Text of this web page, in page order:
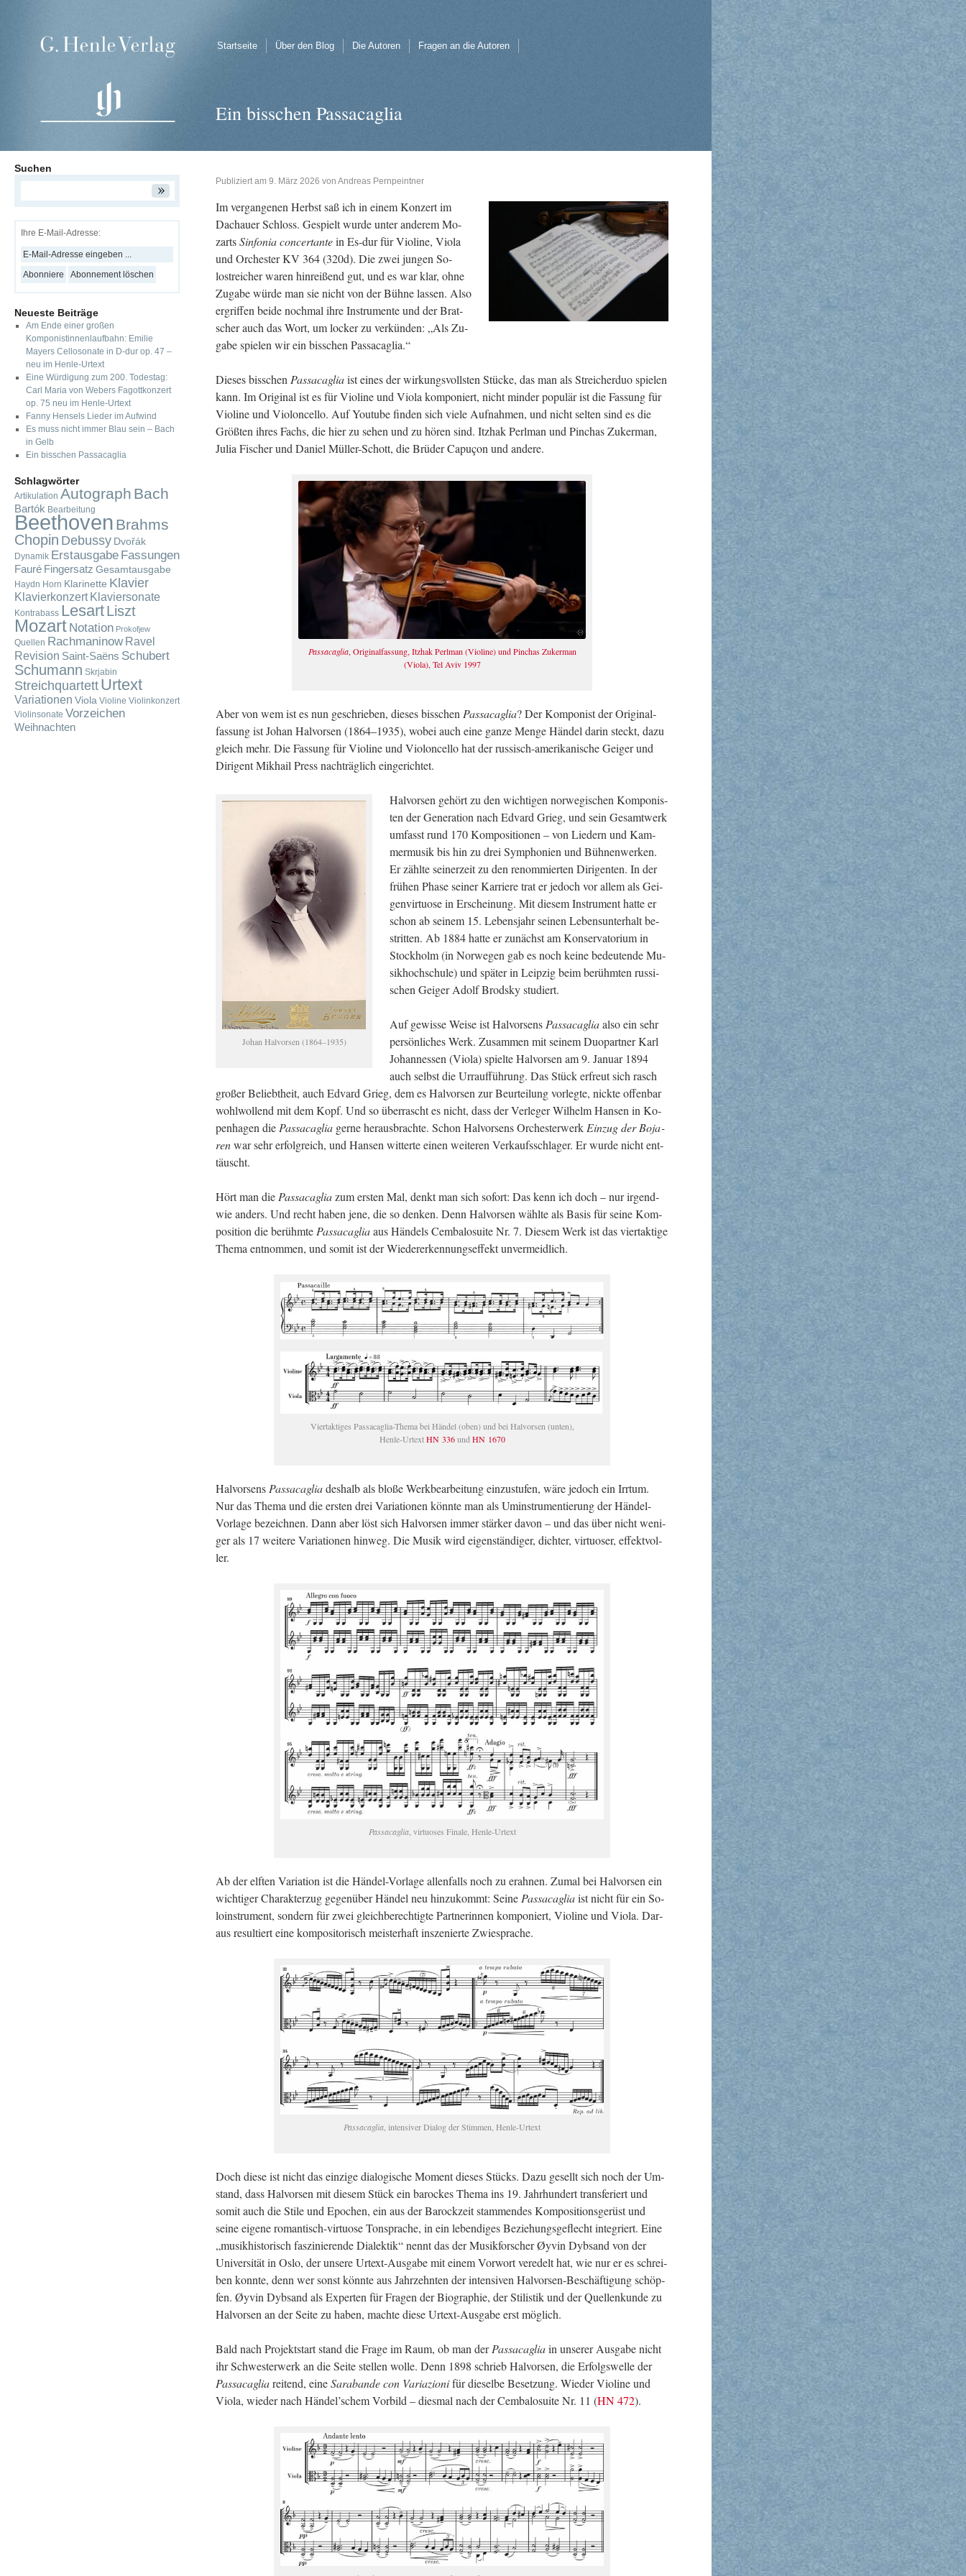
Startseite Über den Blog Die Autoren Fragen an die Autoren
Ein bisschen Passacaglia
Publiziert am 9. März 2026 von Andreas Pernpeintner
Im ver­gan­ge­nen Herbst saß ich in einem Kon­zert im
Dach­au­er Schloss. Ge­spielt wurde unter an­de­rem Mo­
zartsSin­fo­nia con­cer­t­an­tein Es-dur für Vio­li­ne, Viola
und Or­ches­ter KV 364 (320d). Die zwei jun­gen So­
lostrei­cher waren hin­rei­ßend gut, und es war klar, ohne
Zu­ga­be würde man sie nicht von der Bühne las­sen. Also
er­grif­fen beide noch­mal ihre In­stru­men­te und der Brat­
scher auch das Wort, um lo­cker zu ver­kün­den: „Als Zu­
ga­be spie­len wir ein biss­chen Pas­sa­ca­glia.“
Die­ses biss­chen Pas­sa­ca­gliaist eines der wir­kungs­volls­ten Stü­cke, das man als Strei­cher­duo spie­len
kann. Im Ori­gi­nal ist es für Vio­li­ne und Viola kom­po­niert, nicht min­der po­pu­lär ist die Fas­sung für
Vio­li­ne und Vio­lon­cel­lo. Auf Youtube fin­den sich viele Auf­nah­men, und nicht sel­ten sind es die
Größ­ten ihres Fachs, die hier zu sehen und zu hören sind. Itz­hak Perl­man und Pin­chas Zu­ker­man,
Julia Fi­scher und Da­ni­el Mül­ler-Schott, die Brü­der Capuçon und an­de­re.
Pas­sa­ca­glia, Ori­gi­nal­fas­sung, Itz­hak Perl­man (Vio­li­ne) und Pin­chas Zu­ker­man
(Viola), Tel Aviv 1997
Aber von wem ist es nun ge­schrie­ben, die­ses biss­chen Pas­sa­ca­glia? Der Kom­po­nist der Ori­gi­nal­
fas­sung ist Johan Hal­vor­sen (1864–1935), wobei auch eine ganze Menge Hän­del darin steckt, dazu
gleich mehr. Die Fas­sung für Vio­li­ne und Vio­lon­cel­lo hat der rus­sisch-ame­ri­ka­ni­sche Gei­ger und
Di­ri­gent Mik­hail Press nach­träg­lich ein­ge­rich­tet.
Johan Hal­vor­sen (1864–1935)
Hal­vor­sen ge­hört zu den wich­ti­gen nor­we­gi­schen Kom­po­nis­
ten der Ge­ne­ra­ti­on nach Ed­vard Grieg, und sein Ge­samt­werk
um­fasst rund 170 Kom­po­si­tio­nen – von Lie­dern und Kam­
mer­mu­sik bis hin zu drei Sym­pho­ni­en und Büh­nen­wer­ken.
Er zähl­te sei­ner­zeit zu den re­nom­mier­ten Di­ri­gen­ten. In der
frü­hen Phase sei­ner Kar­rie­re trat er je­doch vor allem als Gei­
gen­vir­tuo­se in Er­schei­nung. Mit die­sem In­stru­ment hatte er
schon ab sei­nem 15. Le­bens­jahr sei­nen Le­bens­un­ter­halt be­
strit­ten. Ab 1884 hatte er zu­nächst am Kon­ser­va­to­ri­um in
Stock­holm (in Nor­we­gen gab es noch keine be­deu­ten­de Mu­
sik­hoch­schu­le) und spä­ter in Leip­zig beim be­rühm­ten rus­si­
schen Gei­ger Adolf Brods­ky stu­diert.
Auf ge­wis­se Weise ist Hal­vor­sens Pas­sa­ca­gliaalso ein sehr
per­sön­li­ches Werk. Zu­sam­men mit sei­nem Du­o­part­ner Karl
Jo­han­nes­sen (Viola) spiel­te Hal­vor­sen am 9. Ja­nu­ar 1894
auch selbst die Urrauf­füh­rung. Das Stück er­freut sich rasch
gro­ßer Be­liebt­heit, auch Ed­vard Grieg, dem es Hal­vor­sen zur Be­ur­tei­lung vor­leg­te, nick­te of­fen­bar
wohl­wol­lend mit dem Kopf. Und so über­rascht es nicht, dass der Ver­le­ger Wil­helm Han­sen in Ko­
pen­ha­gen die Pas­sa­ca­glia gerne her­aus­brach­te. Schon Hal­vor­sens Or­ches­ter­werk Ein­zug der Bo­ja­
renwar sehr er­folg­reich, und Han­sen wit­ter­te einen wei­te­ren Ver­kaufs­schla­ger. Er wurde nicht ent­
täuscht.
Hört man die Pas­sa­ca­gliazum ers­ten Mal, denkt man sich so­fort: Das kenn ich doch – nur ir­gend­
wie an­ders. Und recht haben jene, die so den­ken. Denn Hal­vor­sen wähl­te als Basis für seine Kom­
po­si­ti­on die be­rühm­te Pas­sa­ca­gliaaus Hän­dels Cem­ba­lo­sui­te Nr. 7. Die­sem Werk ist das vier­tak­ti­ge
Thema ent­nom­men, und somit ist der Wie­der­er­ken­nungs­ef­fekt un­ver­meid­lich.
Vier­tak­ti­ges Pas­sa­ca­glia-The­ma bei Hän­del (oben) und bei Hal­vor­sen (unten),
Hen­le-Ur­textHN 336und HN 1670
Hal­vor­sens Pas­sa­ca­gliades­halb als bloße Werk­be­ar­bei­tung ein­zu­stu­fen, wäre je­doch ein Irr­tum.
Nur das Thema und die ers­ten drei Va­ria­tio­nen könn­te man als Um­in­stru­men­tie­rung der Hän­del-
Vor­la­ge be­zeich­nen. Dann aber löst sich Hal­vor­sen immer stär­ker davon – und das über nicht we­ni­
ger als 17 wei­te­re Va­ria­tio­nen hin­weg. Die Musik wird ei­gen­stän­di­ger, dich­ter, vir­tuo­ser, ef­fekt­vol­
ler.
Pas­sa­ca­glia, vir­tuo­ses Fi­na­le, Hen­le-Ur­text
Ab der elf­ten Va­ria­ti­on ist die Hän­del-Vor­la­ge al­len­falls noch zu er­ah­nen. Zumal bei Hal­vor­sen ein
wich­ti­ger Cha­rak­ter­zug ge­gen­über Hän­del neu hin­zu­kommt: Seine Pas­sa­ca­gliaist nicht für ein So­
lo­in­stru­ment, son­dern für zwei gleich­be­rech­tig­te Part­ne­rin­nen kom­po­niert, Vio­li­ne und Viola. Dar­
aus re­sul­tiert eine kom­po­si­to­risch meis­ter­haft in­sze­nier­te Zwie­spra­che.
Pas­sa­ca­glia , in­ten­si­ver Dia­log der Stim­men, Hen­le-Ur­text
Doch diese ist nicht das ein­zi­ge dia­lo­gi­sche Mo­ment die­ses Stücks. Dazu ge­sellt sich noch der Um­
stand, dass Hal­vor­sen mit die­sem Stück ein ba­ro­ckes Thema ins 19. Jahr­hun­dert trans­fe­riert und
somit auch die Stile und Epo­chen, ein aus der Ba­rock­zeit stam­men­des Kom­po­si­ti­ons­ge­rüst und
seine ei­ge­ne ro­man­tisch-vir­tuo­se Ton­spra­che, in ein le­ben­di­ges Be­zie­hungs­ge­flecht in­te­griert. Eine
„mu­sik­his­to­risch fas­zi­nie­ren­de Dia­lek­tik“ nennt das der Mu­sik­for­scher Øyvin Dyb­sand von der
Uni­ver­si­tät in Oslo, der un­se­re Ur­text-Aus­ga­be mit einem Vor­wort ver­edelt hat, wie nur er es schrei­
ben konn­te, denn wer sonst könn­te aus Jahr­zehn­ten der in­ten­si­ven Hal­vor­sen-Be­schäf­ti­gung schöp­
fen. Øyvin Dyb­sand als Ex­per­ten für Fra­gen der Bio­gra­phie, der Sti­lis­tik und der Quel­len­kun­de zu
Hal­vor­sen an der Seite zu haben, mach­te diese Ur­text-Aus­ga­be erst mög­lich.
Bald nach Pro­jekt­start stand die Frage im Raum, ob man derPas­sa­ca­gliain un­se­rer Aus­ga­be nicht
ihr Schwes­ter­werk an die Seite stel­len wolle. Denn 1898 schrieb Hal­vor­sen, die Er­folgs­wel­le der
Pas­sa­ca­gliarei­tend, eineSa­ra­ban­de con Va­ria­zio­nifür die­selbe Be­set­zung. Wie­der Vio­li­ne und
Viola, wie­der nach Hän­del’schem Vor­bild – dies­mal nach der Cem­ba­lo­sui­te Nr. 11 (HN 472).
Suchen
Ihre E-Mail-Adresse:
Neueste Beiträge
Am Ende einer großen
Komponistinnenlaufbahn: Emilie
Mayers Cellosonate in D-dur op. 47 –
neu im Henle-Urtext
Eine Würdigung zum 200. Todestag:
Carl Maria von Webers Fagottkonzert
op. 75 neu im Henle-Urtext
Fanny Hensels Lieder im Aufwind
Es muss nicht immer Blau sein – Bach
in Gelb
Ein bisschen Passacaglia
Schlagwörter
Artikulation Autograph Bach
Bartók Bearbeitung
Beethoven Brahms
Chopin Debussy Dvořák
Dynamik Erstausgabe Fassungen
Fauré Fingersatz Gesamtausgabe
Haydn Horn Klarinette Klavier
Klavierkonzert Klaviersonate
Kontrabass LesartLiszt
Mozart Notation Prokofjew
Quellen Rachmaninow Ravel
Revision Saint-Saëns Schubert
Schumann Skrjabin
Streichquartett Urtext
Variationen Viola Violine Violinkonzert
Violinsonate Vorzeichen
Weihnachten